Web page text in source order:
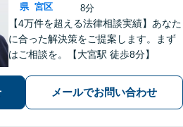
県 宮区
8分
【4万件を超える法律相談実績】あなた
に合った解決策をご提案します。まず
はご相談を。【大宮駅 徒歩8分】
メールでお問い合わせ